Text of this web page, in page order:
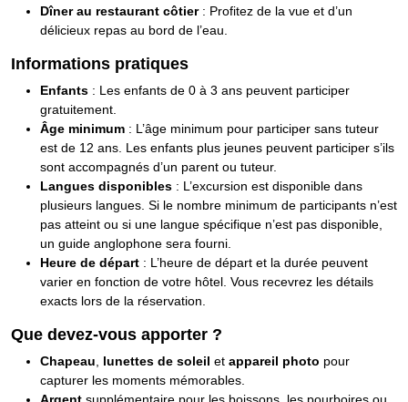
Dîner au restaurant côtier: Profitez de la vue et d’un
délicieux repas au bord de l’eau.
Informations pratiques
Enfants : Les enfants de 0 à 3 ans peuvent participer
gratuitement.
Âge minimum : L’âge minimum pour participer sans tuteur
est de 12 ans. Les enfants plus jeunes peuvent participer s’ils
sont accompagnés d’un parent ou tuteur.
Langues disponibles : L’excursion est disponible dans
plusieurs langues. Si le nombre minimum de participants n’est
pas atteint ou si une langue spécifique n’est pas disponible,
un guide anglophone sera fourni.
Heure de départ : L’heure de départ et la durée peuvent
varier en fonction de votre hôtel. Vous recevrez les détails
exacts lors de la réservation.
Que devez-vous apporter ?
Chapeau lunettes de soleil et appareil photo pour
capturer les moments mémorables.